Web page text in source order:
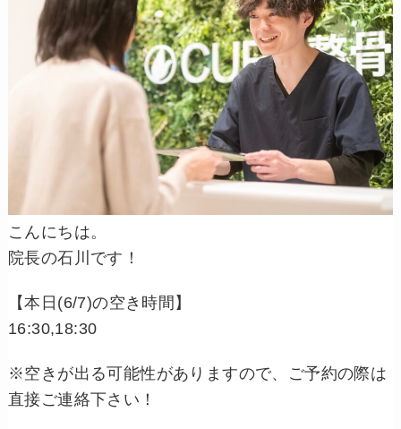
こんにちは。
院長の石川です！
【本日(6/7)の空き時間】
16:30,18:30
※空きが出る可能性がありますので、ご予約の際は
直接ご連絡下さい！